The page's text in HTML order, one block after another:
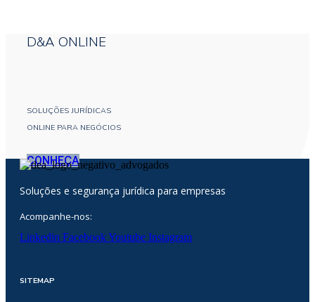
D&A ONLINE
SOLUÇÕES JURÍDICAS
ONLINE PARA NEGÓCIOS
CONHEÇA
Soluções e segurança jurídica para empresas
Acompanhe-nos:
Linkedin FacebookYoutube Instagram
SITEMAP